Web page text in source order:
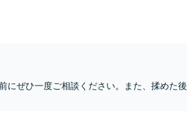
にぜひ一度ご相談ください。また、揉めた後